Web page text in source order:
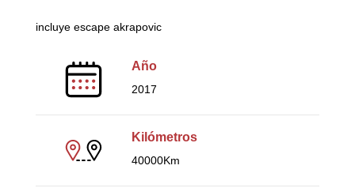
incluye escape akrapovic
Año
2017
Kilómetros
40000Km